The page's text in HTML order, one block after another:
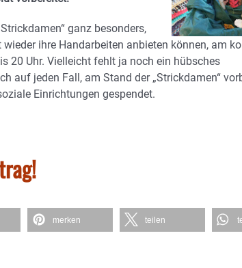
ganz besonders,
ihre Handarbeiten anbieten können, am
20 Uhr. Vielleicht fehlt ja noch ein hübsches
auf jeden Fall, am Stand der „Strickdamen“
Einrichtungen gespendet.
merken teilen